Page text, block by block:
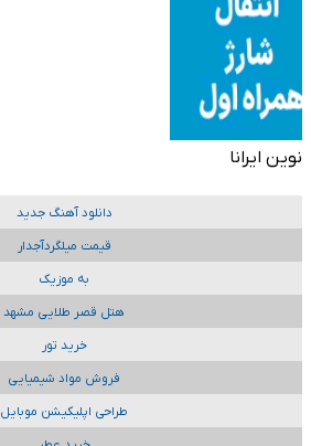
نوین ایرانا
دانلود آهنگ جدید
قیمت میلگردآجدار
به موزیک
هتل قصر طلایی مشهد
خرید تور
فروش مواد شیمیایی
طراحی اپلیکیشن موبایل